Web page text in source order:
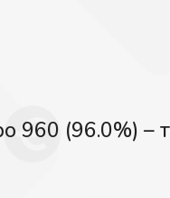
960 (96.0%) –